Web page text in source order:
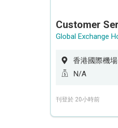
香港國際機場
N/A
刊登於 20小時前